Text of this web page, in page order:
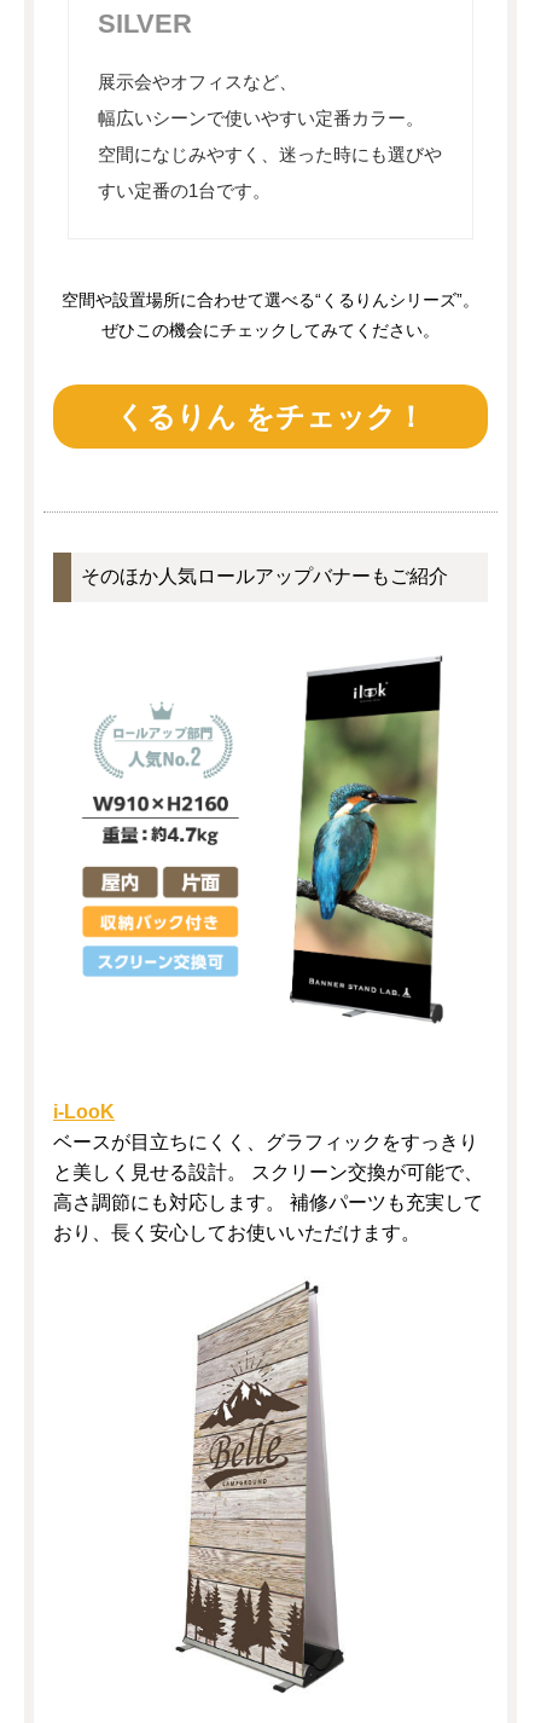
SILVER
展示会やオフィスなど、
幅広いシーンで使いやすい定番カラー。
空間になじみやすく、迷った時にも選びや
すい定番の1台です。
空間や設置場所に合わせて選べる“くるりんシリーズ”。
ぜひこの機会にチェックしてみてください。
くるりん をチェック！
そのほか人気ロールアップバナーもご紹介
i-LooK
ベースが目立ちにくく、グラフィックをすっきり
と美しく見せる設計。 スクリーン交換が可能で、
高さ調節にも対応します。 補修パーツも充実して
おり、長く安心してお使いいただけます。